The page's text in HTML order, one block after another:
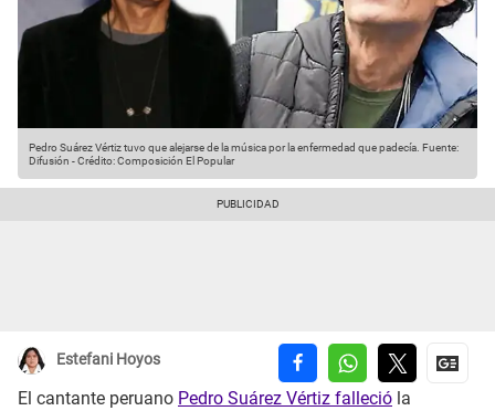
Pedro Suárez Vértiz tuvo que alejarse de la música por la enfermedad que padecía. Fuente:
Difusión -Crédito: Composición El Popular
Estefani Hoyos
El cantante peruano Pedro Suárez Vértiz falleció la